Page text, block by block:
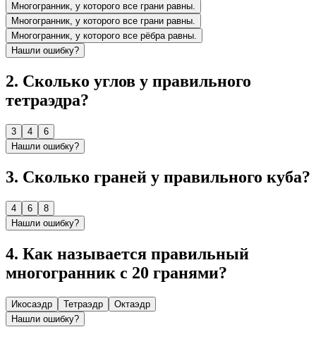
Многогранник, у которого все грани равны.
Многогранник, у которого все грани равны.
Многогранник, у которого все рёбра равны.
Нашли ошибку?
2. Сколько углов у правильного
тетраэдра?
3 4
6
Нашли ошибку?
3. Сколько граней у правильного куба?
4 6
8
Нашли ошибку?
4. Как называется правильный
многогранник с 20 гранями?
Икосаэдр Тетраэдр
Октаэдр
Нашли ошибку?